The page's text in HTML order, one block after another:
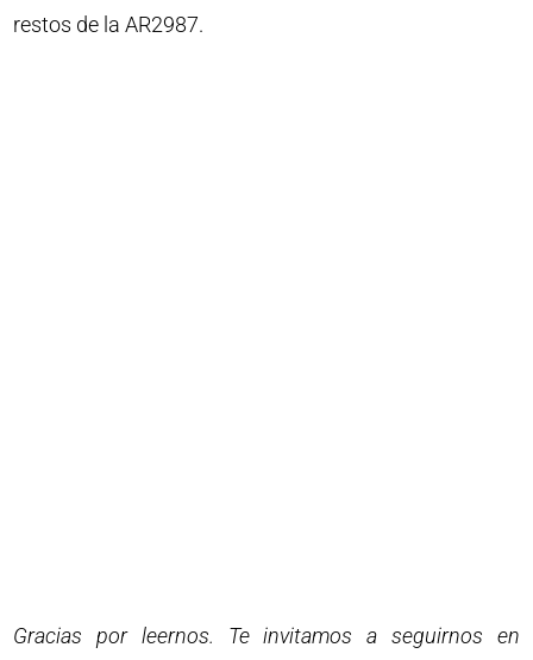
restos de la AR2987.
Gracias por leernos. Te invitamos a seguirnos en